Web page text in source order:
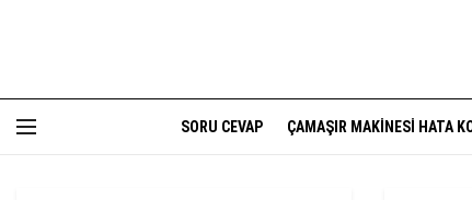
SORU CEVAP ÇAMAŞIR MAKINESI HATA